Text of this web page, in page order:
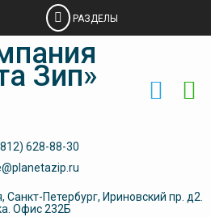
628-88-30
Санкт-Петербург, Ириновский пр. д2.
Офис 232Б